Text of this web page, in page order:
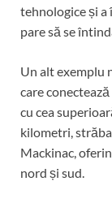
tehnologice și a
pare să se
Un alt exemplu
care
cu cea
kilometri,
Mackinac,
nord și sud.